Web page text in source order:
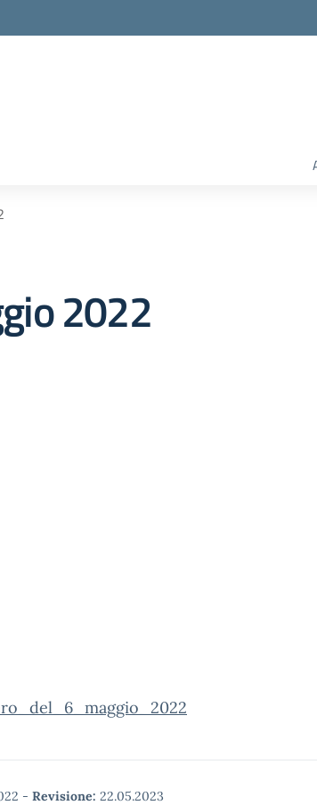
2022
- Revisione: 22.05.2023